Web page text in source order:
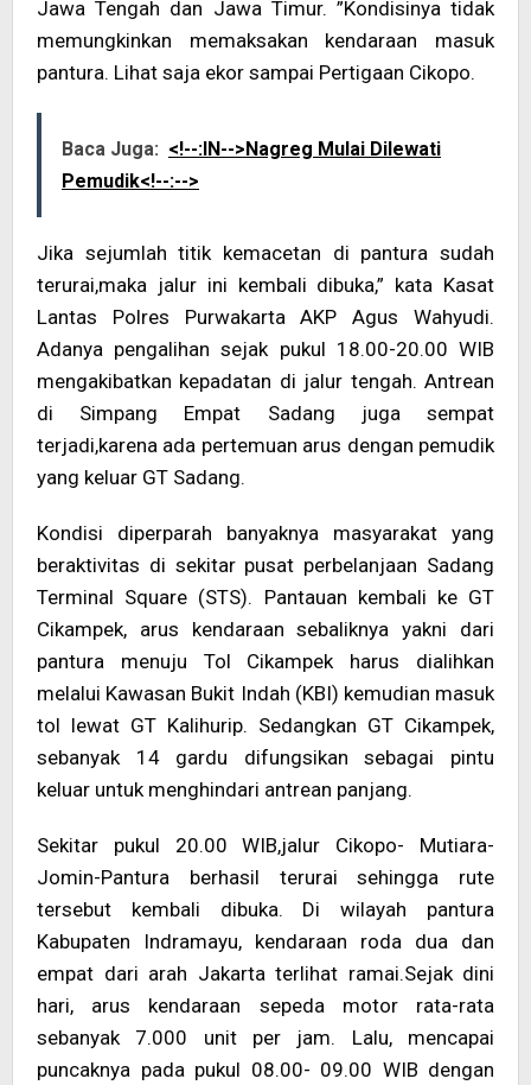
Jawa Tengah dan Jawa Timur. ”Kondisinya tidak
memungkinkan memaksakan kendaraan masuk
pantura. Lihat saja ekor sampai Pertigaan Cikopo.
Baca Juga: <!--:IN-->Nagreg Mulai Dilewati
Pemudik<!--:-->
Jika sejumlah titik kemacetan di pantura sudah
terurai,maka jalur ini kembali dibuka,” kata Kasat
Lantas Polres Purwakarta AKP Agus Wahyudi.
Adanya pengalihan sejak pukul 18.00-20.00 WIB
mengakibatkan kepadatan di jalur tengah. Antrean
di Simpang Empat Sadang juga sempat
terjadi,karena ada pertemuan arus dengan pemudik
yang keluar GT Sadang.
Kondisi diperparah banyaknya masyarakat yang
beraktivitas di sekitar pusat perbelanjaan Sadang
Terminal Square (STS). Pantauan kembali ke GT
Cikampek, arus kendaraan sebaliknya yakni dari
pantura menuju Tol Cikampek harus dialihkan
melalui Kawasan Bukit Indah (KBI) kemudian masuk
tol lewat GT Kalihurip. Sedangkan GT Cikampek,
sebanyak 14 gardu difungsikan sebagai pintu
keluar untuk menghindari antrean panjang.
Sekitar pukul 20.00 WIB,jalur Cikopo- Mutiara-
Jomin-Pantura berhasil terurai sehingga rute
tersebut kembali dibuka. Di wilayah pantura
Kabupaten Indramayu, kendaraan roda dua dan
empat dari arah Jakarta terlihat ramai.Sejak dini
hari, arus kendaraan sepeda motor rata-rata
sebanyak 7.000 unit per jam. Lalu, mencapai
puncaknya pada pukul 08.00- 09.00 WIB dengan